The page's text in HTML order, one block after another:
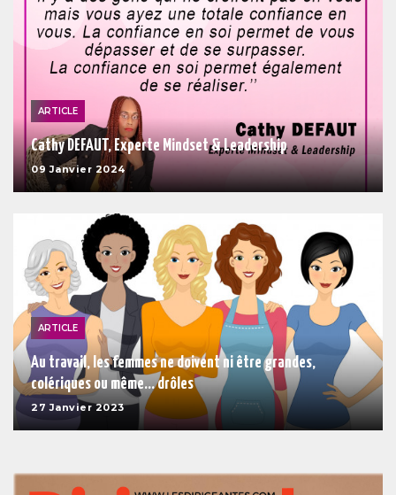
ARTICLE
Cathy DEFAUT, Experte Mindset & Leadership
09 Janvier 2024
ARTICLE
Au travail, les femmes ne doivent ni être grandes,
colériques ou même... drôles
27 Janvier 2023